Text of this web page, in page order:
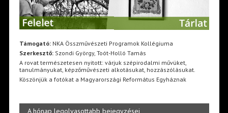
Támogató:NKA Összművészeti Programok Kollégiuma
Szerkesztő:Szondi György, Toót-Holló Tamás
A rovat természetesen nyitott: várjuk szépirodalmi művüket,
tanulmányukat, képzőművészeti alkotásukat, hozzászólásukat.
Köszönjük a fotókat a Magyarországi Református Egyháznak
A hónap legolvasottabb bejegyzései